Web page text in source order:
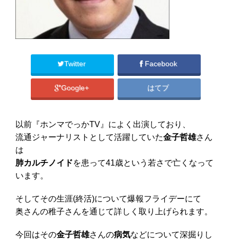
Twitter Facebook
Google+ はてブ
以前『ホンマでっかTV』によく出演しており、
流通ジャーナリストとして活躍していた金子哲雄さん
は
肺カルチノイドを患って41歳という若さで亡くなって
います。
そしてその生涯(終活)について爆報フライデーにて
奥さんの稚子さんを通じて詳しく取り上げられます。
今回はその金子哲雄さんの病気などについて深掘りし